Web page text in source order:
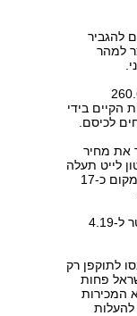
להגביר
למהר
את מס הקניה על סיגריות מ-260.6%
על מלאי הסיגריות הקיים בידי
לכיסם.
את מחיר
לייט תעלה
כ-23 שקל במקום כ-21 שקלים היום, וחפיסת נובלס תעלה כ-20 שקל במקום כ-17
שר האוצר גם החליט להעלות את מס הקניה על בירה מ-2.18 שקל לליטר ל-4.19
לתוקפן רק
פחות
המכירות